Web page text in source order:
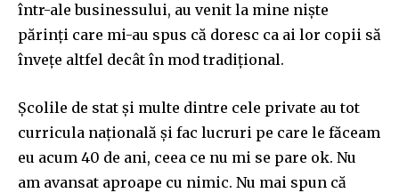
într-ale businessului, au venit la mine niște
părinți care mi-au spus că doresc ca ai lor copii să
învețe altfel decât în mod tradițional.
Școlile de stat și multe dintre cele private au tot
curricula națională și fac lucruri pe care le făceam
eu acum 40 de ani, ceea ce nu mi se pare ok. Nu
am avansat aproape cu nimic. Nu mai spun că